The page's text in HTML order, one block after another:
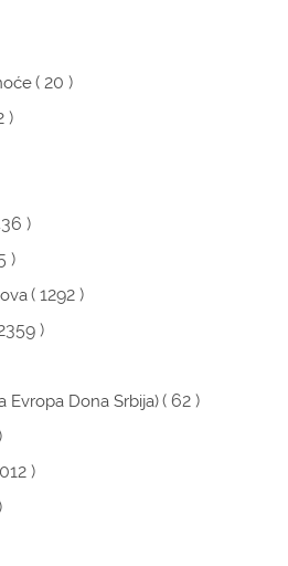
( 20 )
)
)
)
( 1292 )
)
Evropa Dona Srbija)( 62 )
)